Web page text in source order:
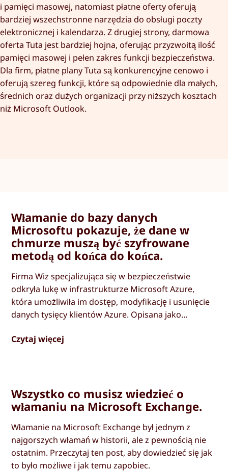
i pamięci masowej, natomiast płatne oferty oferują
bardziej wszechstronne narzędzia do obsługi poczty
elektronicznej i kalendarza. Z drugiej strony, darmowa
oferta Tuta jest bardziej hojna, oferując przyzwoitą ilość
pamięci masowej i pełen zakres funkcji bezpieczeństwa.
Dla firm, płatne plany Tuta są konkurencyjne cenowo i
oferują szereg funkcji, które są odpowiednie dla małych,
średnich oraz dużych organizacji przy niższych kosztach
niż Microsoft Outlook.
Włamanie do bazy danych
Microsoftu pokazuje, że dane w
chmurze muszą być szyfrowane
metodą od końca do końca.
Firma Wiz specjalizująca się w bezpieczeństwie
odkryła lukę w infrastrukturze Microsoft Azure,
która umożliwiła im dostęp, modyfikację i usunięcie
danych tysięcy klientów Azure. Opisana jako
wyobrazić", firma ochroniarska była w stanie
chronione szyfrowaniem typu od końca do końca.
Czytaj więcej
Wszystko co musisz wiedzieć o
włamaniu na Microsoft Exchange.
Włamanie na Microsoft Exchange był jednym z
najgorszych włamań w historii, ale z pewnością nie
ostatnim. Przeczytaj ten post, aby dowiedzieć się jak
to było możliwe i jak temu zapobiec.